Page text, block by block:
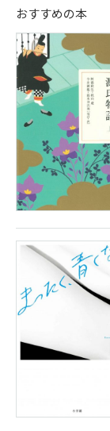
おすすめの本